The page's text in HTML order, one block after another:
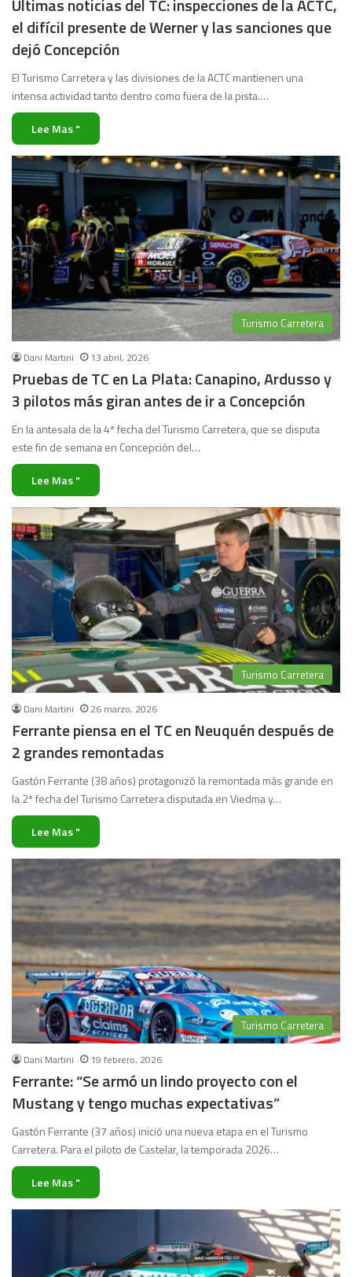
Últimas noticias del TC: inspecciones de la ACTC,
el difícil presente de Werner y las sanciones que
dejó Concepción
El Turismo Carretera y las divisiones de la ACTC mantienen una
intensa actividad tanto dentro como fuera de la pista.…
Lee Mas "
Turismo Carretera
Dani Martini 13 abril, 2026
Pruebas de TC en La Plata: Canapino, Ardusso y
3 pilotos más giran antes de ir a Concepción
En la antesala de la 4ª fecha del Turismo Carretera, que se disputa
este fin de semana en Concepción del…
Lee Mas "
Turismo Carretera
Dani Martini 26 marzo, 2026
Ferrante piensa en el TC en Neuquén después de
2 grandes remontadas
Gastón Ferrante (38 años) protagonizó la remontada más grande en
la 2ª fecha del Turismo Carretera disputada en Viedma y…
Lee Mas "
Turismo Carretera
Dani Martini 19 febrero, 2026
Ferrante: “Se armó un lindo proyecto con el
Mustang y tengo muchas expectativas”
Gastón Ferrante (37 años) inició una nueva etapa en el Turismo
Carretera. Para el piloto de Castelar, la temporada 2026…
Lee Mas "